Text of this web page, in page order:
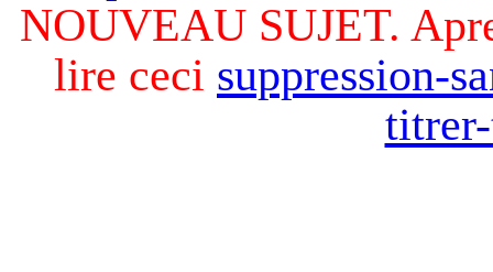
NOUVEAU SUJET.
lire ceci suppression-